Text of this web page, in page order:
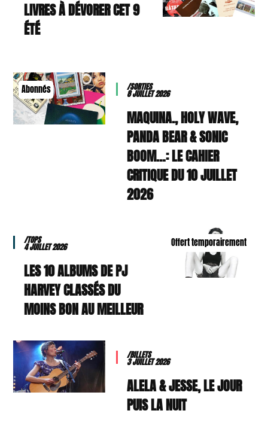
9 LIVRES À DÉVORER CET
ÉTÉ
Abonnés /SORTIES
8 JUILLET 2026
MAQUINA., HOLY WAVE,
PANDA BEAR & SONIC
BOOM…: LE CAHIER
CRITIQUE DU 10 JUILLET
2026
Offert temporairement
/TOPS
4 JUILLET 2026
LES 10 ALBUMS DE PJ
HARVEY CLASSÉS DU
MOINS BON AU MEILLEUR
/BILLETS
3 JUILLET 2026
ALELA & JESSE, LE JOUR
PUIS LA NUIT